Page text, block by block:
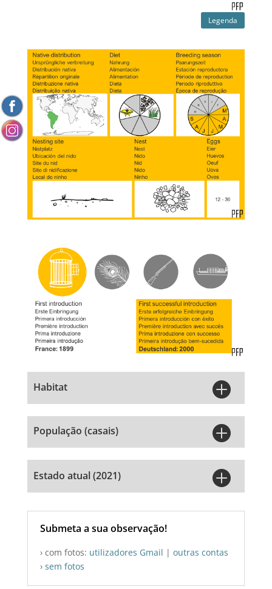
Legenda
Habitat 
População (casais) 
Estado atual (2021) 
Submeta a sua observação!
› com fotos: utilizadores Gmail | outras contas
› sem fotos